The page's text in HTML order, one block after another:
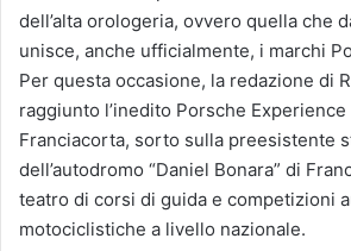
dell’alta orologeria, ovvero quella che
unisce, anche ufficialmente, i marchi
Per questa occasione, la redazione di
raggiunto l’inedito Porsche
Franciacorta, sorto sulla preesistente
dell’autodromo “Daniel Bonara” di
teatro di corsi di guida e competizioni
motociclistiche a livello nazionale.